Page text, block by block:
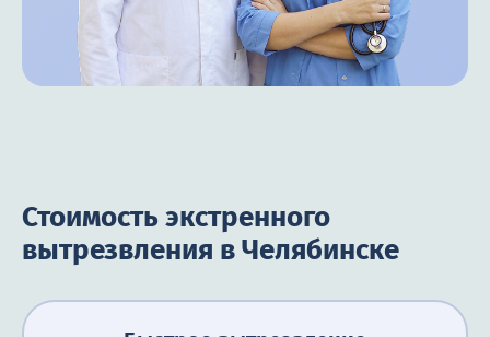
Стоимость экстренного
вытрезвления в Челябинске